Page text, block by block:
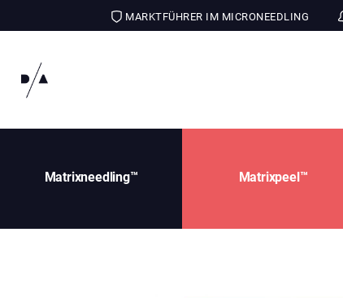
MARKTFÜHRER IM MICRONEEDLING
Matrixneedling™ Matrixpeel™